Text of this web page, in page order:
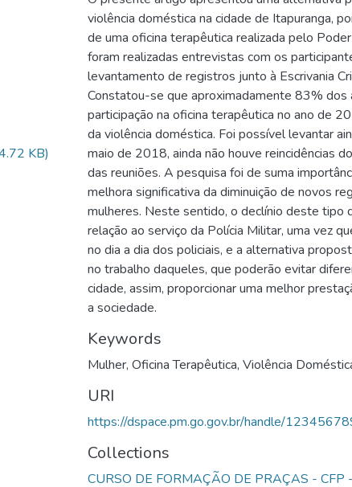
KB)
violência doméstica na cidade de Itapuranga,
de uma oficina terapêutica realizada pelo
foram realizadas entrevistas com os
levantamento de registros junto à Escrivania
Constatou-se que aproximadamente 83% dos
participação na oficina terapêutica no ano de
da violência doméstica. Foi possível levantar
maio de 2018, ainda não houve reincidências
das reuniões. A pesquisa foi de suma
melhora significativa da diminuição de novos
mulheres. Neste sentido, o declínio deste tipo
relação ao serviço da Polícia Militar, uma vez
no dia a dia dos policiais, e a alternativa
no trabalho daqueles, que poderão evitar
cidade, assim, proporcionar uma melhor
a sociedade.
Keywords
Mulher, Oficina Terapêutica, Violência
URI
https://dspace.pm.go.gov.br/handle/
Collections
CURSO DE FORMAÇÃO DE PRAÇAS - CFP